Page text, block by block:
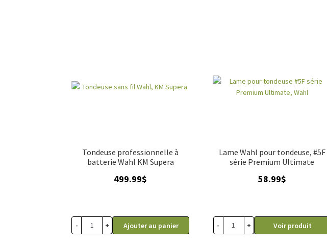
Tondeuse professionnelle à
batterie Wahl KM Supera
499.99$
- + Ajouter au panier
Lame Wahl pour tondeuse, #5F
série Premium Ultimate
58.99$
- + Voir produit